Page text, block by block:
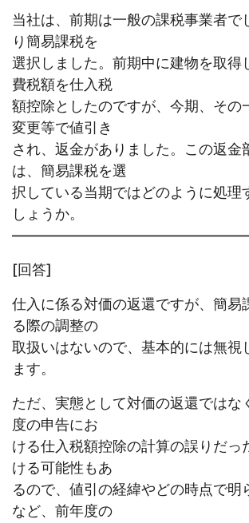
当社は、前期は一般の課税事業者で
り簡易課税を
選択しました。前期中に建物を取得
費税額を仕入税
額控除としたのですが、今期、その
変更等で値引き
され、返金がありました。この返金
は、簡易課税を選
択している当期ではどのように処理
しょうか。
[回答]
仕入に係る対価の返還ですが、簡易
る際の調整の
取扱いはないので、基本的には無視
ます。
ただ、実態として対価の返還ではな
度の申告にお
ける仕入税額控除の計算の誤りだっ
ける可能性もあ
るので、値引の経緯やどの時点で明
など、前年度の